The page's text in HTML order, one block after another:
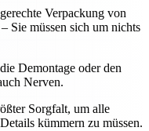
Verpackung von
Sie müssen sich um nichts
Demontage oder den
Nerven.
Sorgfalt, um alle
kümmern zu müssen.